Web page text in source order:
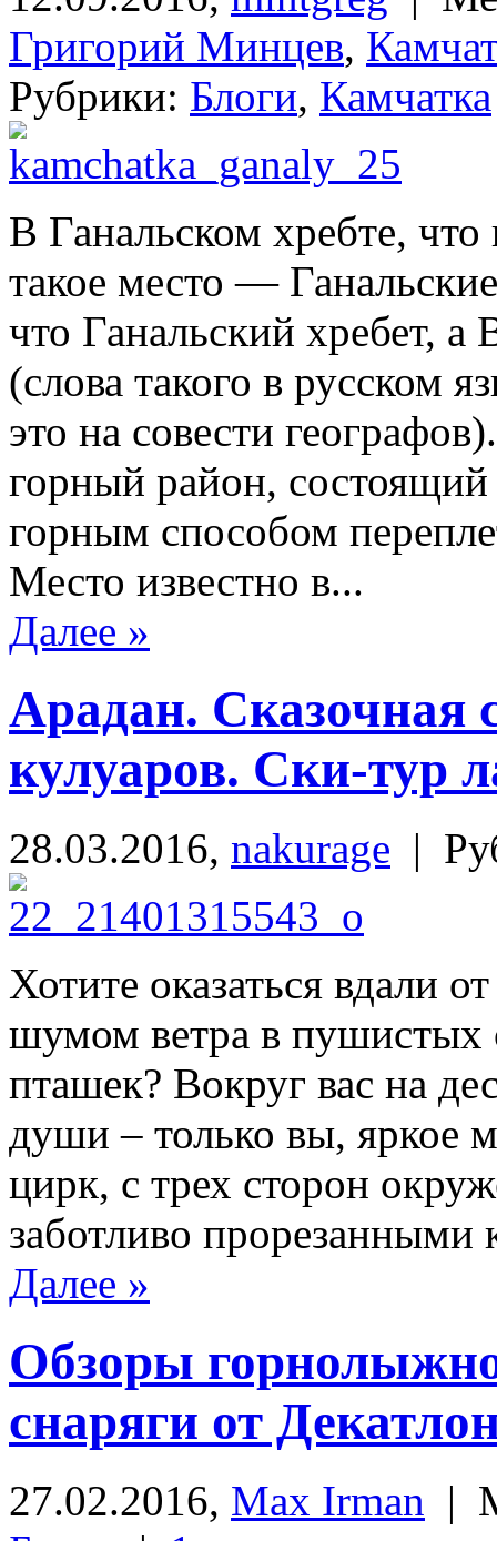
Григорий Минцев,
Рубрики: Блоги, Камчатка
В Ганальском хребте, что
такое место —
что Ганальский хребет,
(слова такого в русском
это на совести
горный район, состоящий
горным способом
Место известно в...
Далее »
Арадан. Сказочная
кулуаров. Ски-тур
28.03.2016, nakurage |
Хотите оказаться вдали
шумом ветра в пушистых
пташек? Вокруг вас на
души – только вы, яркое
цирк, с трех сторон
заботливо прорезанными
Далее »
Обзоры
снаряги от
27.02.2016, Max Irman |